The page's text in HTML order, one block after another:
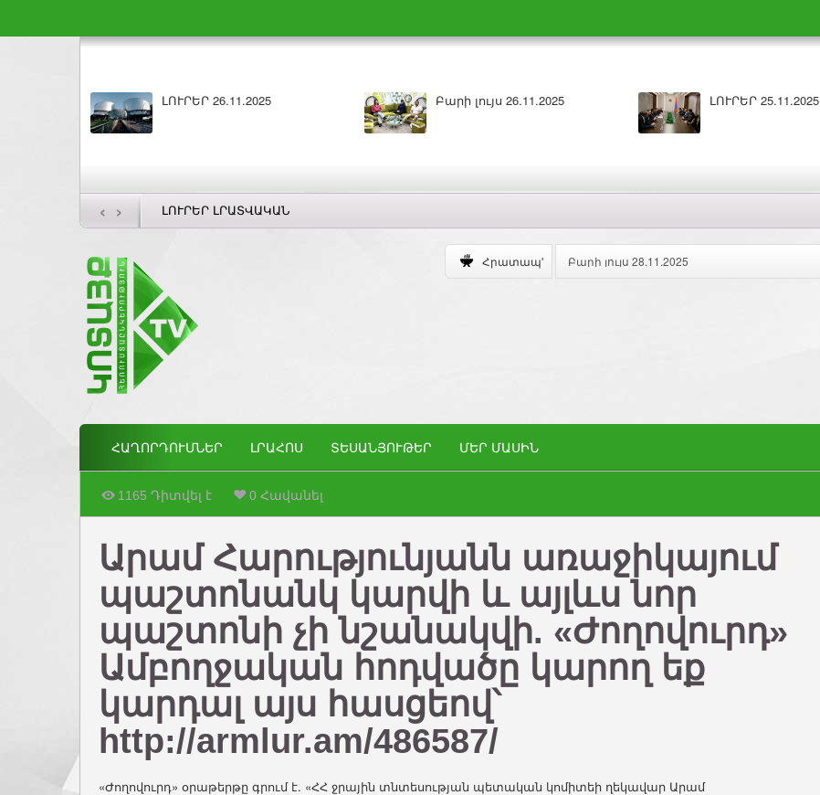
ԼՈՒՐԵՐ 26.11.2025 Բարի լույս 26.11.2025 ԼՈՒՐԵՐ 25.11.2025
‹ › ԼՈՒՐԵՐ ԼՐԱՏՎԱԿԱՆ
Հրատապ' Բարի լույս 28.11.2025
ՀԱՂՈՐԴՈՒՄՆԵՐ ԼՐԱՀՈՍ ՏԵՍԱՆՅՈՒԹԵՐ ՄԵՐ ՄԱՍԻՆ
1165 Դիտվել է 0 Հավանել
Արամ Հարությունյանն առաջիկայում
պաշտոնանկ կարվի և այլևս նոր
պաշտոնի չի նշանակվի. «Ժողովուրդ»
Ամբողջական հոդվածը կարող եք
կարդալ այս հասցեով՝
http://armlur.am/486587/
«Ժողովուրդ» օրաթերթը գրում է. «ՀՀ ջրային տնտեսության պետական կոմիտեի ղեկավար Արամ